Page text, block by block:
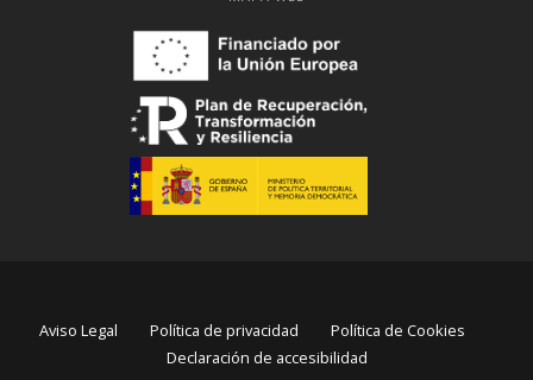
Aviso Legal Política de privacidad
Política de Cookies
Declaración de accesibilidad